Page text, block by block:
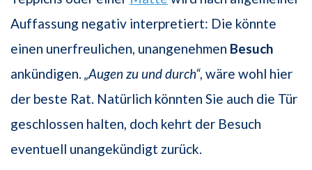
Auffassung negativ interpretiert: Die könnte
einen unerfreulichen, unangenehmen Besuch
ankündigen. „Augen zu und durch“, wäre wohl hier
der beste Rat. Natürlich könnten Sie auch die Tür
geschlossen halten, doch kehrt der Besuch
eventuell unangekündigt zurück.